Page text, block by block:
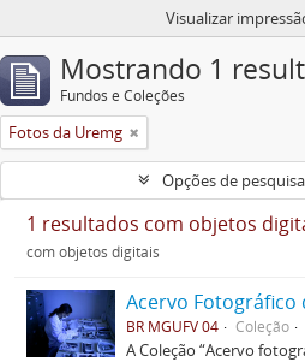
Visualizar
Mostrando 1
Fundos e Coleções
Fotos da Uremg
Opções de
1 resultados com objetos
com objetos digitais
BR MGUFV 04 Coleção
A Coleção “Acervo